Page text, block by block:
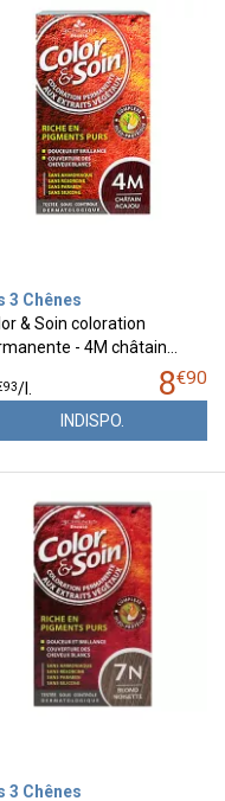
3 Chênes
& Soin coloration
- 4M châtain…
8€90
93/
INDISPO.
3 Chênes